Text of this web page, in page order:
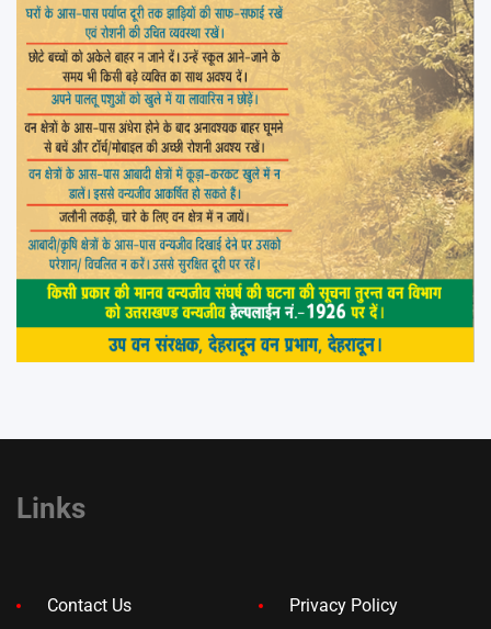
Links
Contact Us Privacy Policy